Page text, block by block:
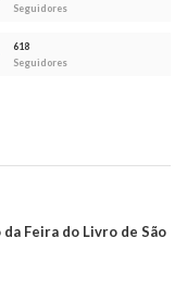
Seguidores
618
Seguidores
Feira do Livro de São